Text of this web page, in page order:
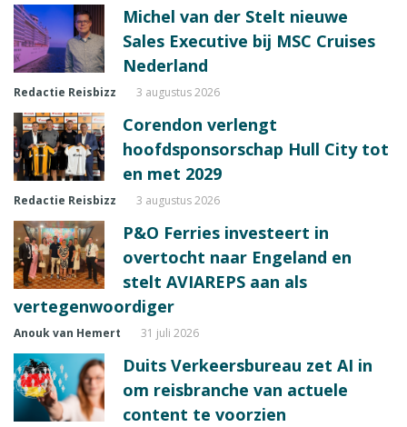
Michel van der Stelt nieuwe
Sales Executive bij MSC Cruises
Nederland
Redactie Reisbizz 3 augustus 2026
Corendon verlengt
hoofdsponsorschap Hull City tot
en met 2029
Redactie Reisbizz 3 augustus 2026
P&O Ferries investeert in
overtocht naar Engeland en
stelt AVIAREPS aan als
vertegenwoordiger
Anouk van Hemert 31 juli 2026
Duits Verkeersbureau zet AI in
om reisbranche van actuele
content te voorzien